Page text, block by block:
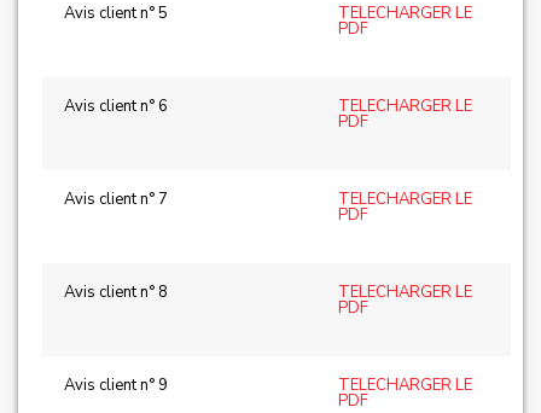
Avis client n° 5 TELECHARGER LE
PDF
Avis client n° 6 TELECHARGER LE
PDF
Avis client n° 7 TELECHARGER LE
PDF
Avis client n° 8 TELECHARGER LE
PDF
Avis client n° 9 TELECHARGER LE
PDF